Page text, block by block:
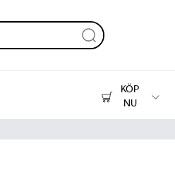
KÖP
NU
Skrivare